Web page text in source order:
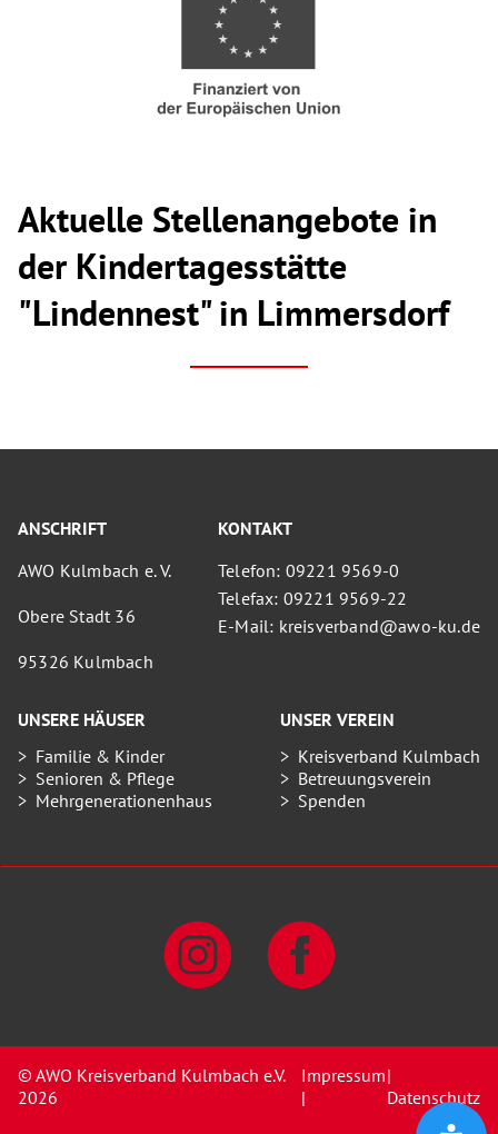
Aktuelle Stellenangebote in
der Kindertagesstätte
"Lindennest" in Limmersdorf
ANSCHRIFT
AWO Kulmbach e. V.
Obere Stadt 36
95326 Kulmbach
KONTAKT
Telefon: 09221 9569-0
Telefax: 09221 9569-22
E-Mail: kreisverband@awo-ku.de
UNSERE HÄUSER
Familie & Kinder
Senioren & Pflege
Mehrgenerationenhaus
UNSER VEREIN
Kreisverband Kulmbach
Betreuungsverein
Spenden
© AWO Kreisverband Kulmbach e.V.
2026
Impressum
|
|
Datenschutz